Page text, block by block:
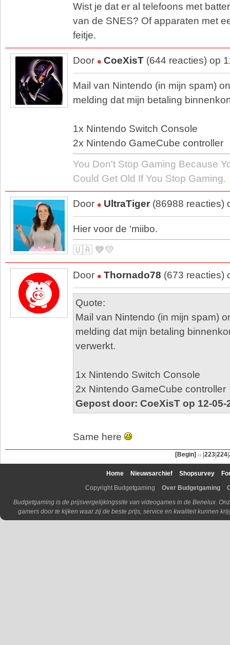
Wist je dat er al telefoons met
van de SNES? Of apparaten met
feitje.
Door CoeXisT (644 reacties) op
Mail van Nintendo (in mijn spam)
melding dat mijn betaling
1x Nintendo Switch Console
2x Nintendo GameCube controller
You Don't Stop Gaming Because
Could Get Old If You Stop Gaming.
Door UltraTiger (86988 reacties)
Hier voor de ‘miibo.
🇺🇦 💙💛
Door Thornado78 (673 reacties)
Quote:
Mail van Nintendo (in mijn spam)
melding dat mijn betaling
verwerkt.
1x Nintendo Switch Console
2x Nintendo GameCube controller
Gepost door: CoeXisT op 12-05-
Same here
[Begin] |223|224|
Home Nieuwsarchief Shopsurvey
Copyright Budgetgaming
Over Budgetgaming
Budgetgaming is de prijsvergelijkingssite van videogames in de Benelux.
gamers door te kijken waar zij de beste prijs, service en kwaliteit kunnen